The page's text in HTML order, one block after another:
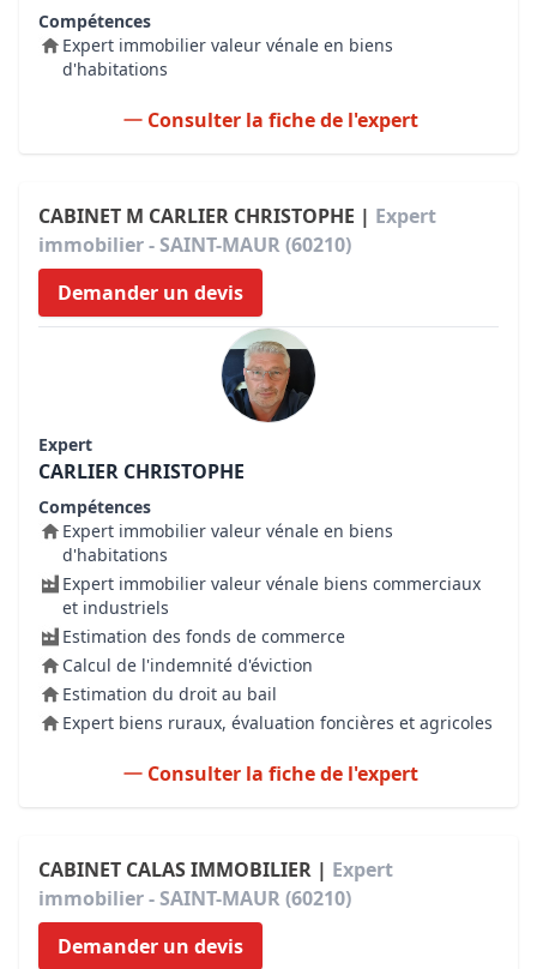
Compétences
Expert immobilier valeur vénale en biens
d'habitations
Consulter la fiche de l'expert
CABINET M CARLIER CHRISTOPHE | Expert
immobilier - SAINT-MAUR (60210)
Demander un devis
Expert
CARLIER CHRISTOPHE
Compétences
Expert immobilier valeur vénale en biens
d'habitations
Expert immobilier valeur vénale biens commerciaux
et industriels
Estimation des fonds de commerce
Calcul de l'indemnité d'éviction
Estimation du droit au bail
Expert biens ruraux, évaluation foncières et agricoles
Consulter la fiche de l'expert
CABINET CALAS IMMOBILIER | Expert
immobilier - SAINT-MAUR (60210)
Demander un devis